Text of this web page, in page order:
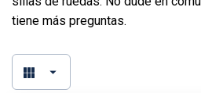
tiene más preguntas.